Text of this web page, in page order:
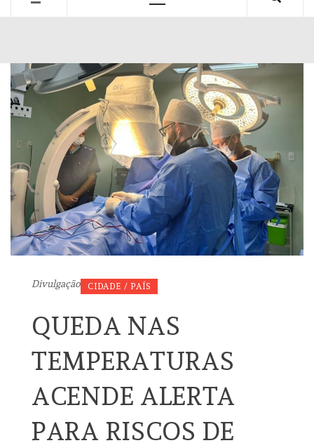
Divulgação CIDADE / PAÍS
QUEDA NAS
TEMPERATURAS
ACENDE ALERTA
PARA RISCOS DE